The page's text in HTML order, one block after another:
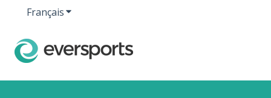
FrançaisAfficher le sous-menu pour les traductions